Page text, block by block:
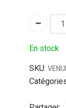
En stock
SKU: